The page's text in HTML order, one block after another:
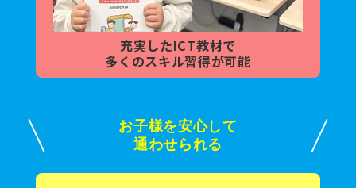
充実したICT教材で
多くのスキル習得が可能
お子様を安心して
通わせられる